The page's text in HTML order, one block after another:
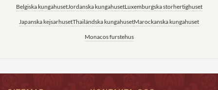
Belgiska kungahusetJordanska kungahusetLuxemburgska storhertighuset
Japanska kejsarhusetThailändska kungahusetMarockanska kungahuset
Monacos furstehus